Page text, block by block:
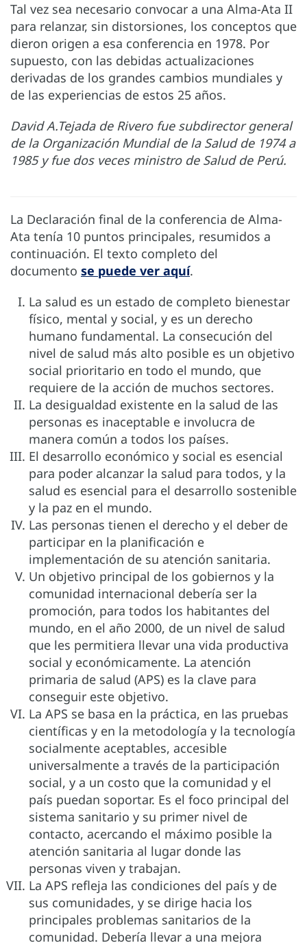
Tal vez sea necesario convocar a una Alma-Ata II
para relanzar, sin distorsiones, los conceptos que
dieron origen a esa conferencia en 1978. Por
supuesto, con las debidas actualizaciones
derivadas de los grandes cambios mundiales y
de las experiencias de estos 25 años.
David A.Tejada de Rivero fue subdirector general
de la Organización Mundial de la Salud de 1974 a
1985 y fue dos veces ministro de Salud de Perú.
La Declaración final de la conferencia de Alma-
Ata tenía 10 puntos principales, resumidos a
continuación. El texto completo del
documento se puede ver aquí.
La salud es un estado de completo bienestar
físico, mental y social, y es un derecho
humano fundamental. La consecución del
nivel de salud más alto posible es un objetivo
social prioritario en todo el mundo, que
requiere de la acción de muchos sectores.
La desigualdad existente en la salud de las
personas es inaceptable e involucra de
manera común a todos los países.
El desarrollo económico y social es esencial
para poder alcanzar la salud para todos, y la
salud es esencial para el desarrollo sostenible
y la paz en el mundo.
Las personas tienen el derecho y el deber de
participar en la planificación e
implementación de su atención sanitaria.
Un objetivo principal de los gobiernos y la
comunidad internacional debería ser la
promoción, para todos los habitantes del
mundo, en el año 2000, de un nivel de salud
que les permitiera llevar una vida productiva
social y económicamente. La atención
primaria de salud (APS) es la clave para
conseguir este objetivo.
La APS se basa en la práctica, en las pruebas
científicas y en la metodología y la tecnología
socialmente aceptables, accesible
universalmente a través de la participación
social, y a un costo que la comunidad y el
país puedan soportar. Es el foco principal del
sistema sanitario y su primer nivel de
contacto, acercando el máximo posible la
atención sanitaria al lugar donde las
personas viven y trabajan.
La APS refleja las condiciones del país y de
sus comunidades, y se dirige hacia los
principales problemas sanitarios de la
comunidad. Debería llevar a una mejora